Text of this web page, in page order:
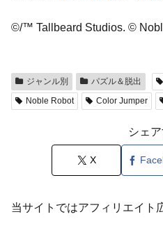
©/™ Tallbeard Studios. ©
ジャンル別 パズル＆脱出
Noble Robot
Color Jumper
シェ
X
当サイトではアフィリエイト